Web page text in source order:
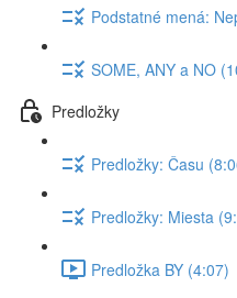
Podstatné mená:
SOME, ANY a NO
Predložky
Predložky: Času
Predložky: Miesta
Predložka BY (4:07)